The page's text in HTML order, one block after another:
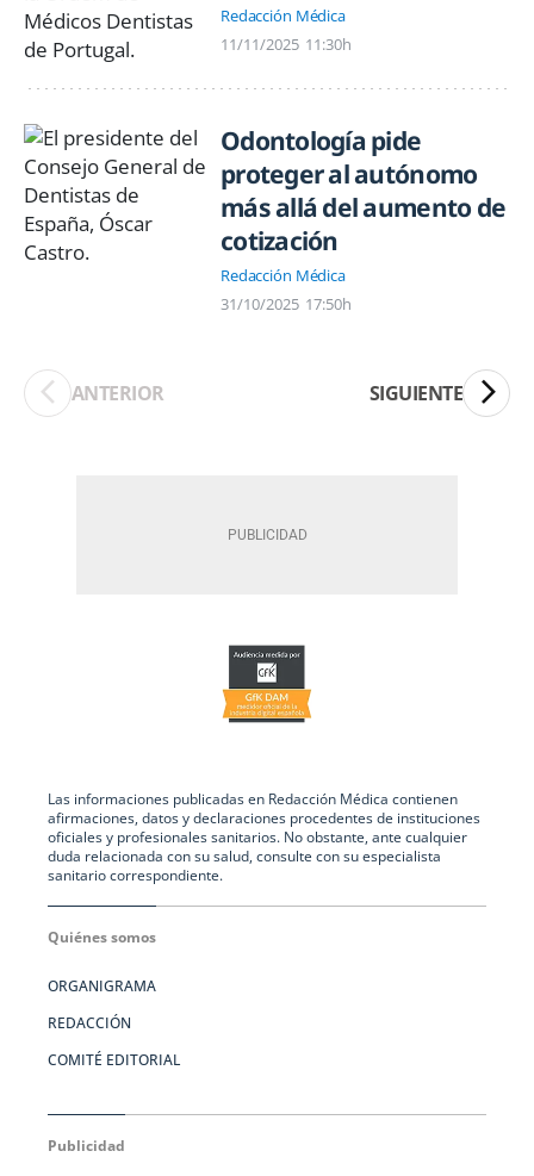
Redacción Médica
11/11/2025 11:30h
Odontología pide
proteger al autónomo
más allá del aumento de
cotización
Redacción Médica
31/10/2025 17:50h
ANTERIOR SIGUIENTE
Las informaciones publicadas en Redacción Médica contienen
afirmaciones, datos y declaraciones procedentes de instituciones
oficiales y profesionales sanitarios. No obstante, ante cualquier
duda relacionada con su salud, consulte con su especialista
sanitario correspondiente.
Quiénes somos
ORGANIGRAMA
REDACCIÓN
COMITÉ EDITORIAL
Publicidad